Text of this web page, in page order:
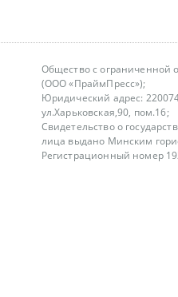
Общество с ограниченной
(ООО «ПраймПресс»);
Юридический адрес:
ул.Харьковская,90, пом.16;
Свидетельство о
лица выдано Минским
Регистрационный номер